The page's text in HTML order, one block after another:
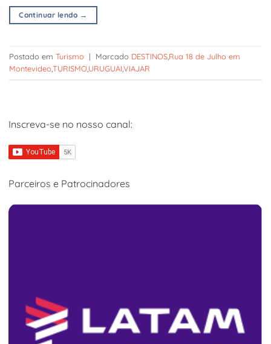
Continuar lendo →
Postado em Turismo | Marcado DESTINOSRua 18 de Julho em
MontevideoTURISMOURUGUAIVIAJAR
Inscreva-se no nosso canal:
Parceiros e Patrocinadores